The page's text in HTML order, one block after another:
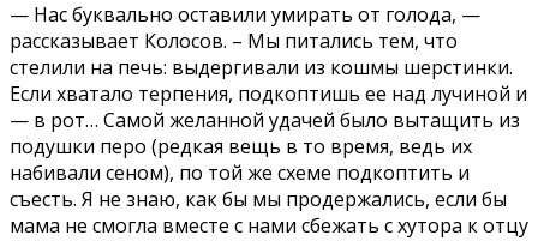
— Нас буквально оставили умирать от голода, —
рассказывает Колосов. – Мы питались тем, что
стелили на печь: выдергивали из кошмы шерстинки.
Если хватало терпения, подкоптишь ее над лучиной и
— в рот… Самой желанной удачей было вытащить из
подушки перо (редкая вещь в то время, ведь их
набивали сеном), по той же схеме подкоптить и
съесть. Я не знаю, как бы мы продержались, если бы
мама не смогла вместе с нами сбежать с хутора к отцу